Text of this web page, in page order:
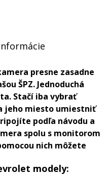
presne zasadne
ŠPZ. Jednoduchá
Stačí iba vybrať
jeho miesto umiestniť
podľa návodu a
spolu s monitorom
nich môžete
modely: